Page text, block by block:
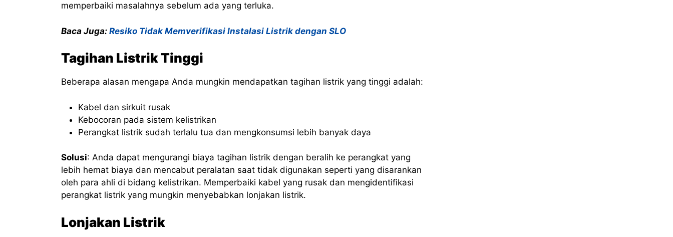
memperbaiki masalahnya sebelum ada yang terluka.
Baca Juga: Resiko Tidak Memverifikasi Instalasi Listrik dengan SLO
Tagihan Listrik Tinggi
Beberapa alasan mengapa Anda mungkin mendapatkan tagihan listrik yang tinggi adalah:
Kabel dan sirkuit rusak
Kebocoran pada sistem kelistrikan
Perangkat listrik sudah terlalu tua dan mengkonsumsi lebih banyak daya
Solusi: Anda dapat mengurangi biaya tagihan listrik dengan beralih ke perangkat yang
lebih hemat biaya dan mencabut peralatan saat tidak digunakan seperti yang disarankan
oleh para ahli di bidang kelistrikan. Memperbaiki kabel yang rusak dan mengidentifikasi
perangkat listrik yang mungkin menyebabkan lonjakan listrik.
Lonjakan Listrik